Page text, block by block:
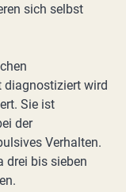
sich selbst
diagnostiziert wird
Sie ist
der
Verhalten.
drei bis sieben